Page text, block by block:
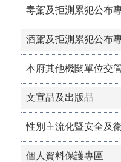
毒駕及拒測累犯公布
酒駕及拒測累犯公布
本府其他機關單位交
文宣品及出版品
性別主流化暨安全及
個人資料保護專區